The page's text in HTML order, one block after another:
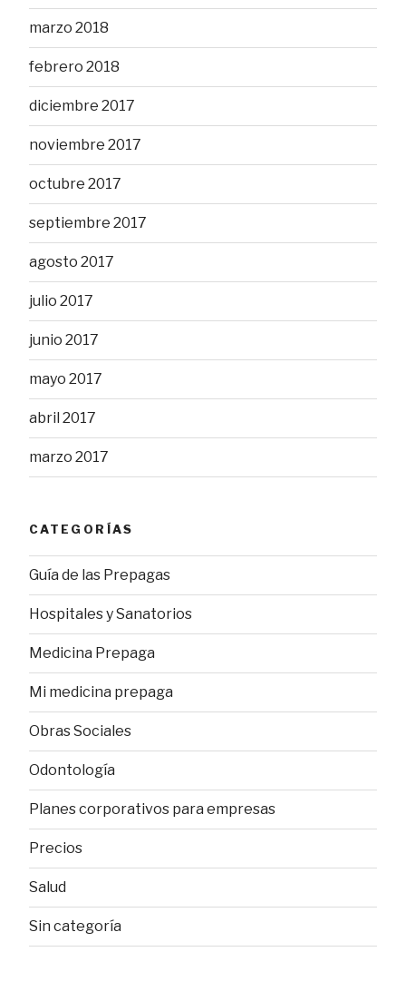
marzo 2018
febrero 2018
diciembre 2017
noviembre 2017
octubre 2017
septiembre 2017
agosto 2017
julio 2017
junio 2017
mayo 2017
abril 2017
marzo 2017
CATEGORÍAS
Guía de las Prepagas
Hospitales y Sanatorios
Medicina Prepaga
Mi medicina prepaga
Obras Sociales
Odontología
Planes corporativos para empresas
Precios
Salud
Sin categoría